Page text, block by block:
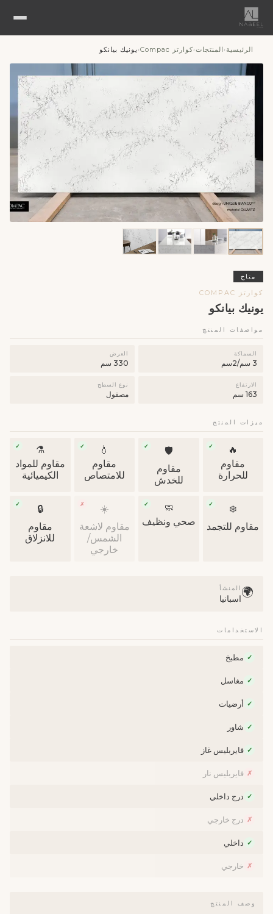
الرئيسية›المنتجات›كوارتز Compac ›يونيك بيانكو
متاح
كوارتز COMPAC
يونيك بيانكو
مواصفات المنتج
السماكة
3 سم/2سم
العرض
330 سم
الارتفاع
163 سم
نوع السطح
مصقول
ميزات المنتج
🔥
✓
مقاوم
للحرارة
🛡
✓
مقاوم
للخدش
💧
✓
مقاوم
للامتصاص
⚗️
✓
مقاوم للمواد
الكيميائية
❄️
✓
مقاوم للتجمد
🧼
✓
صحي ونظيف
☀️
✗
مقاوم لاشعة
الشمس/
خارجي
🔒
✓
مقاوم
للانزلاق
🌍 المنشأ
اسبانيا
الاستخدامات
✓ مطبخ
✓ مغاسل
✓ أرضيات
✓ شاور
✓ فايربليس غاز
✗ فايربليس نار
✓ درج داخلي
✗ درج خارجي
✓ داخلي
✗ خارجي
وصف المنتج